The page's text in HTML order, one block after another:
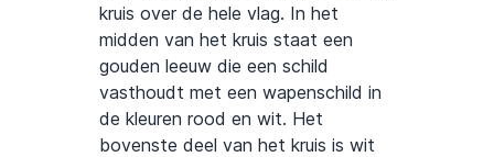
kruis over de hele vlag. In het
midden van het kruis staat een
gouden leeuw die een schild
vasthoudt met een wapenschild in
de kleuren rood en wit. Het
bovenste deel van het kruis is wit